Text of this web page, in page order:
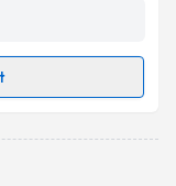
belirtilen